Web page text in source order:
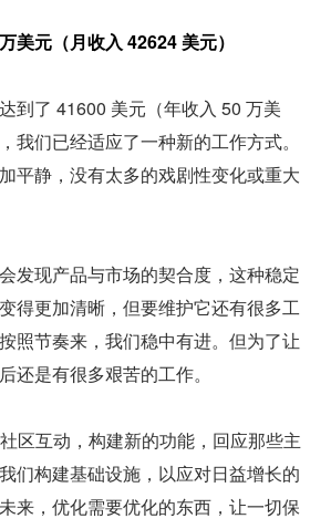
美元（月收入 42624 美元）
到了 41600 美元（年收入 50 万美
我们已经适应了一种新的工作方式。
平静，没有太多的戏剧性变化或重大
发现产品与市场的契合度，这种稳定
得更加清晰，但要维护它还有很多工
照节奏来，我们稳中有进。但为了让
还是有很多艰苦的工作。
区互动，构建新的功能，回应那些主
们构建基础设施，以应对日益增长的
来，优化需要优化的东西，让一切保